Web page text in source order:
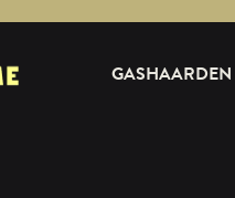
GASHAARDEN